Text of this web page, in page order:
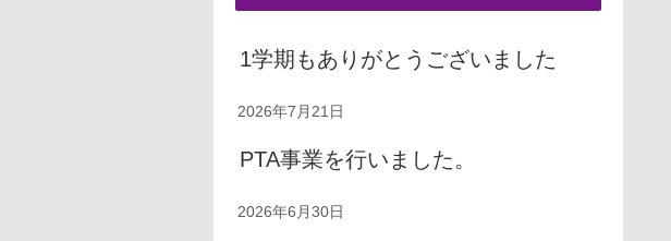
1学期もありがとうございました
2026年7月21日
PTA事業を行いました。
2026年6月30日